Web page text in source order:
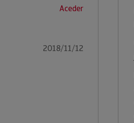
Aceder
2018/11/12